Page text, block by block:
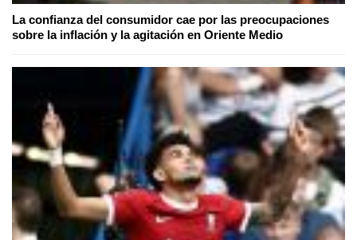
La confianza del consumidor cae por las preocupaciones
sobre la inflación y la agitación en Oriente Medio